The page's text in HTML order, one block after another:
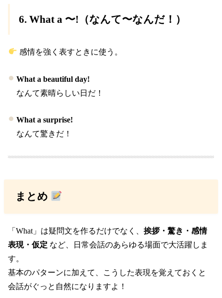
6. What a 〜! （なんて〜なんだ！）
感情を強く表すときに使う。
What a beautiful day!
なんて素晴らしい日だ！
What a surprise!
なんて驚きだ！
まとめ
「What」は疑問文を作るだけでなく、挨拶・驚き・感情
表現・仮定 など、日常会話のあらゆる場面で大活躍しま
す。
基本のパターンに加えて、こうした表現を覚えておくと
会話がぐっと自然になりますよ！